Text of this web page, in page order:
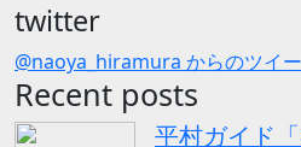
twitter
@naoya_hiramura からのツイ
Recent posts
平村ガイド